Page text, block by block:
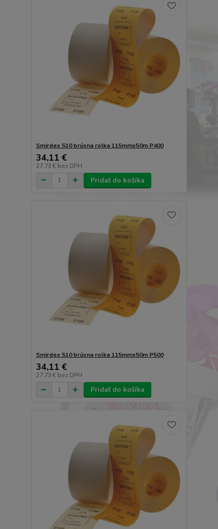
Smirdex 510 brúsna rolka 115mmx50m P400
34,11 €
27,73 € bez DPH
Pridať do košíka
Smirdex 510 brúsna rolka 115mmx50m P500
34,11 €
27,73 € bez DPH
Pridať do košíka